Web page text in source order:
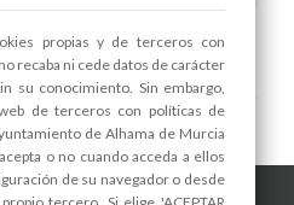
las Redes
propias y de terceros con
recaba ni cede datos de carácter
su conocimiento. Sin embargo,
de terceros con políticas de
de Alhama de Murcia
o no cuando acceda a ellos
de su navegador o desde